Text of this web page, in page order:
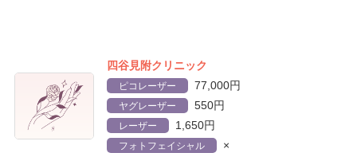
四谷見附クリニック
ピコレーザー 77,000円
ヤグレーザー 550円
レーザー 1,650円
フォトフェイシャル ×